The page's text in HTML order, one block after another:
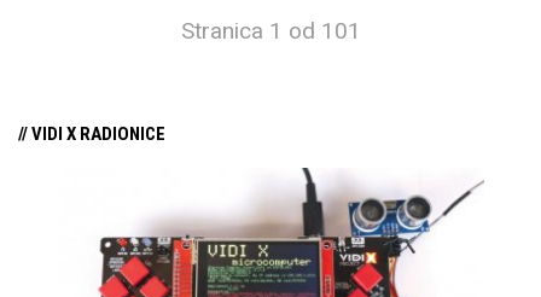
Stranica 1 od 101
// VIDI X RADIONICE